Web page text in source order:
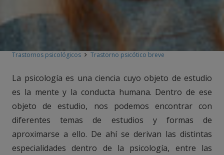
Trastornos psicológicos Trastorno psicótico breve
La psicología es una ciencia cuyo objeto de estudio
es la mente y la conducta humana. Dentro de ese
objeto de estudio, nos podemos encontrar con
diferentes temas de estudios y formas de
aproximarse a ello. De ahí se derivan las distintas
especialidades dentro de la psicología, entre las